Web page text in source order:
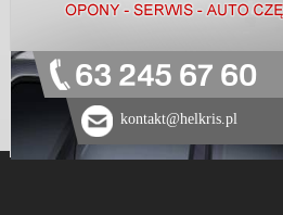
63 245 67 60
kontakt@helkris.pl